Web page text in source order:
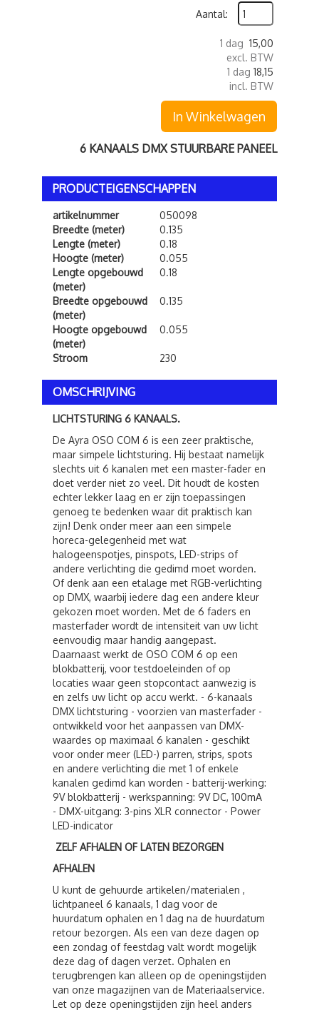
Aantal:
1 dag 15,00
excl. BTW
1 dag 18,15
incl. BTW
In Winkelwagen
6 KANAALS DMX STUURBARE PANEEL
PRODUCTEIGENSCHAPPEN
artikelnummer
050098
Breedte (meter)
0.135
Lengte (meter)
0.18
Hoogte (meter)
0.055
Lengte opgebouwd
(meter)
0.18
Breedte opgebouwd
(meter)
0.135
Hoogte opgebouwd
(meter)
0.055
Stroom 230
OMSCHRIJVING
LICHTSTURING 6 KANAALS.
De Ayra OSO COM 6 is een zeer praktische,
maar simpele lichtsturing. Hij bestaat namelijk
slechts uit 6 kanalen met een master-fader en
doet verder niet zo veel. Dit houdt de kosten
echter lekker laag en er zijn toepassingen
genoeg te bedenken waar dit praktisch kan
zijn! Denk onder meer aan een simpele
horeca-gelegenheid met wat
halogeenspotjes, pinspots, LED-strips of
andere verlichting die gedimd moet worden.
Of denk aan een etalage met RGB-verlichting
op DMX, waarbij iedere dag een andere kleur
gekozen moet worden. Met de 6 faders en
masterfader wordt de intensiteit van uw licht
eenvoudig maar handig aangepast.
Daarnaast werkt de OSO COM 6 op een
blokbatterij, voor testdoeleinden of op
locaties waar geen stopcontact aanwezig is
en zelfs uw licht op accu werkt. - 6-kanaals
DMX lichtsturing - voorzien van masterfader -
ontwikkeld voor het aanpassen van DMX-
waardes op maximaal 6 kanalen - geschikt
voor onder meer (LED-) parren, strips, spots
en andere verlichting die met 1 of enkele
kanalen gedimd kan worden - batterij-werking:
9V blokbatterij - werkspanning: 9V DC, 100mA
- DMX-uitgang: 3-pins XLR connector - Power
LED-indicator
ZELF AFHALEN OF LATEN BEZORGEN
AFHALEN
U kunt de gehuurde artikelen/materialen ,
lichtpaneel 6 kanaals, 1 dag voor de
huurdatum ophalen en 1 dag na de huurdatum
retour bezorgen. Als een van deze dagen op
een zondag of feestdag valt wordt mogelijk
deze dag of dagen verzet. Ophalen en
terugbrengen kan alleen op de openingstijden
van onze magazijnen van de Materiaalservice.
Let op deze openingstijden zijn heel anders